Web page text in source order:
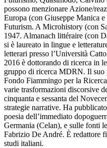
possono menzionare Azione/
Europa (con Giuseppe Manica
Futurism. A Microhistory (con
1947. Almanach littéraire (con
si è laureato in lingue e
letterari presso l’Università
2016 è dottorando di ricerca in
gruppo di ricerca MDRN. Il suo
Fondo Fiammingo per la
varie trasformazioni discorsive
cinquanta e sessanta del
strategie narrative. Ha
poesia dell’immediato
Germania (Celan), e sulle fonti
Fabrizio De André. È redattore
studi italiani.